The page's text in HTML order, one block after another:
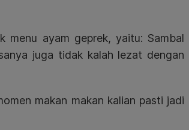
menu ayam geprek, yaitu: Sambal
juga tidak kalah lezat dengan
makan makan kalian pasti jadi